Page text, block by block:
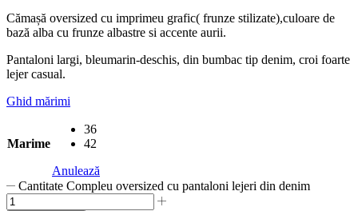
Cămașă oversized cu imprimeu grafic( frunze stilizate),culoare de
bază alba cu frunze albastre si accente aurii.
Pantaloni largi, bleumarin-deschis, din bumbac tip denim, croi foarte
lejer casual.
Ghid mărimi
Marime
36
42
Anulează
Cantitate Compleu oversized cu pantaloni lejeri din denim